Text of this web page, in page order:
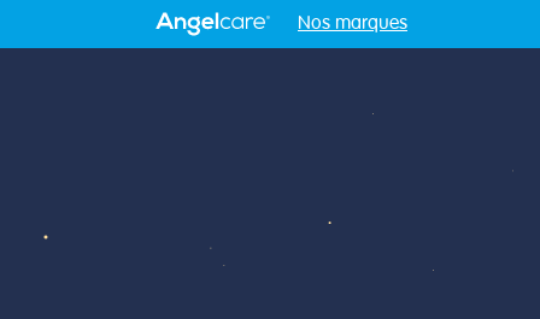
Nos marques